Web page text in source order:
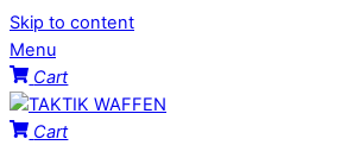
Skip to content
Menu
Cart
Cart